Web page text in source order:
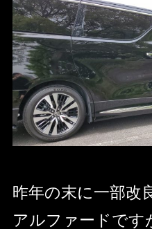
昨年の末に一部改
アルファードです